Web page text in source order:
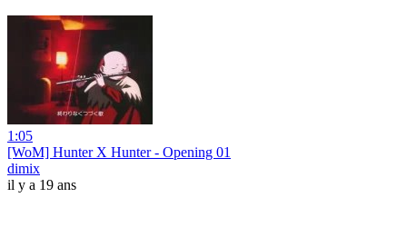
1:05
[WoM] Hunter X Hunter - Opening 01
dimix
il y a 19 ans